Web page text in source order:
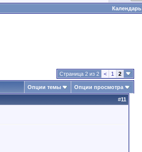
Календарь
Страница 2 из 2 < 1 2
Опции темы Опции просмотра
#11